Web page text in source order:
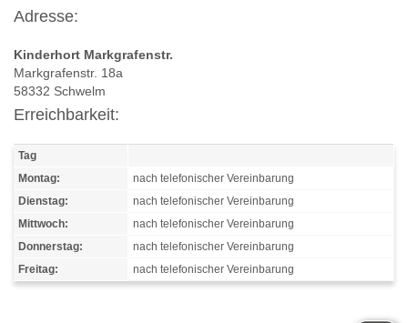
Adresse:
Kinderhort Markgrafenstr.
Markgrafenstr. 18a
58332 Schwelm
Erreichbarkeit:
Tag
Montag: nach telefonischer Vereinbarung
Dienstag: nach telefonischer Vereinbarung
Mittwoch: nach telefonischer Vereinbarung
Donnerstag: nach telefonischer Vereinbarung
Freitag: nach telefonischer Vereinbarung